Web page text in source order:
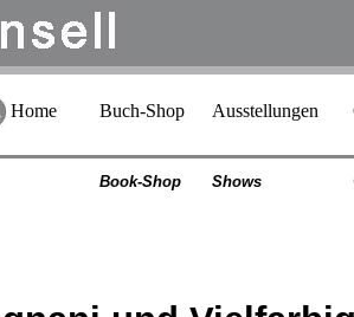
Home Buch-Shop Ausstellungen
Book-Shop Shows